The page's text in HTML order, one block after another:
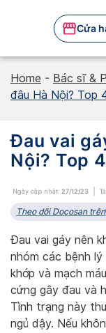
Cửa
Home - Bác sĩ &
đâu Hà Nội? Top
Đau vai
Nội? Top
Ngày cập nhật: 27/12/23
Theo dõi Docosan trên
Đau vai gáy nên
nhóm các bệnh
khớp và mạch
cứng gây đau và
Tình trạng này
ngủ dậy. Nếu